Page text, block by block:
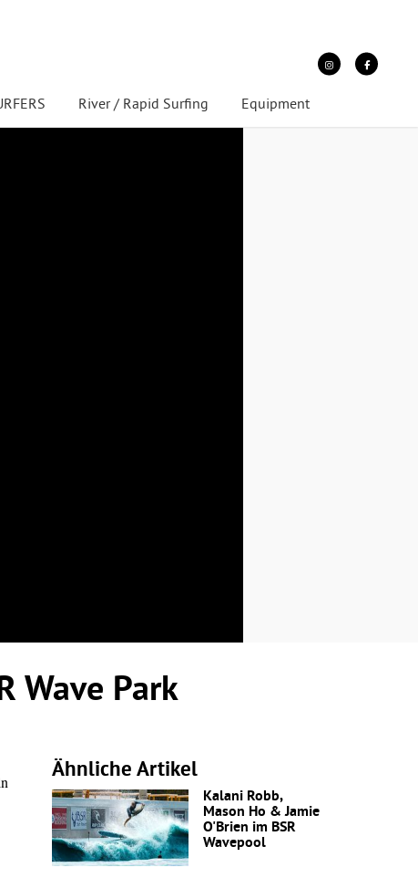
River / Rapid Surfing Equipment
Wave Park
Ähnliche Artikel
Kalani Robb,
Mason Ho & Jamie
O'Brien im BSR
Wavepool